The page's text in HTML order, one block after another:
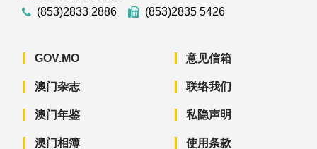
(853)2833 2886
(853)2835 5426
GOV.MO
澳门杂志
澳门年鉴
澳门相簿
意见信箱
联络我们
私隐声明
使用条款